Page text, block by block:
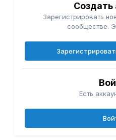
Создать
Зарегистрировать
сообществе.
Есть